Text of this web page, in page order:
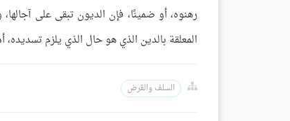
رهنوه، أو ضمينًا، فإن الديون تبقى على
المعلقة بالدين الذي هو حال الذي يلزم
السلف والقرض